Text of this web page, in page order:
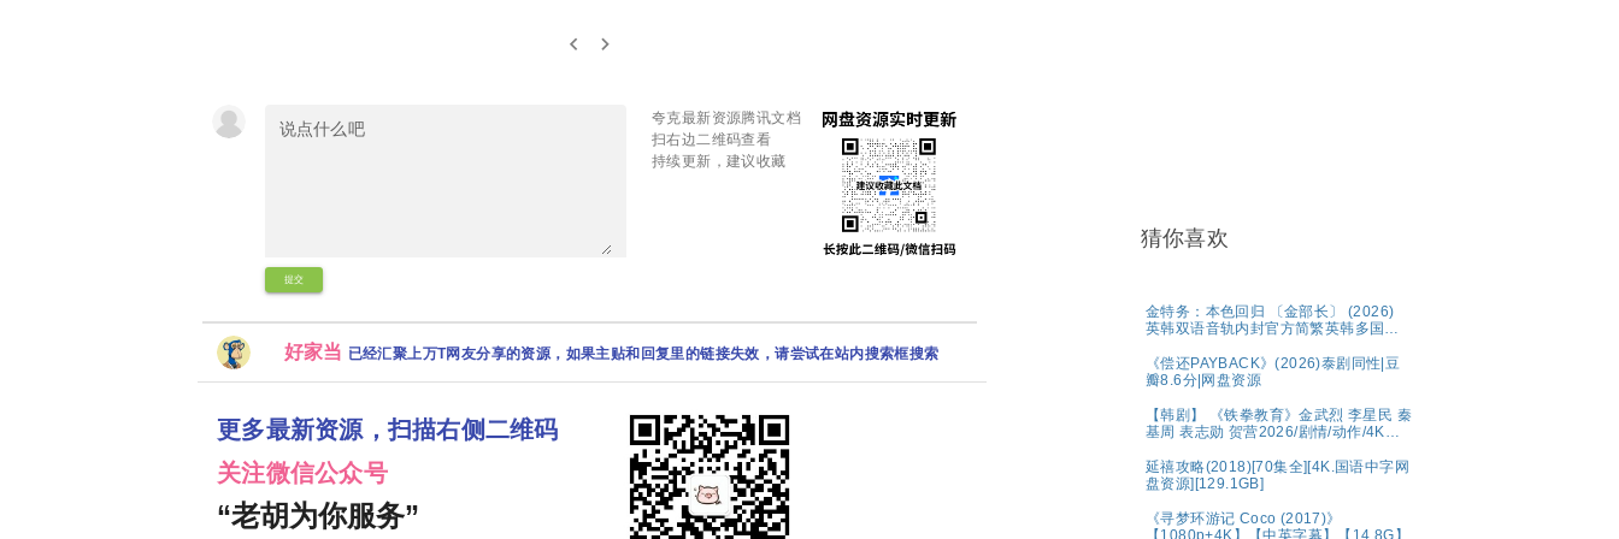
keyboard_arrow_left keyboard_arrow_right
提交
夸克最新资源腾讯文档
扫右边二维码查看
持续更新，建议收藏
好家当 已经汇聚上万T网友分享的资源，如果主贴和回复里的链接失效，请尝试在站内搜索框搜索
更多最新资源，扫描右侧二维码
关注微信公众号
“老胡为你服务”
猜你喜欢
金特务：本色回归 〔金部长〕 (2026)
英韩双语音轨内封官方简繁英韩多国字
3GB】
《偿还PAYBACK》(2026)泰剧同性|豆
瓣8.6分|网盘资源
【韩剧】 《铁拳教育》金武烈 李星民 秦
基周 表志勋 贺营2026/剧情/动作/4K完
延禧攻略(2018)[70集全][4K.国语中字网
盘资源][129.1GB]
《寻梦环游记 Coco (2017)》
【1080p+4K】【中英字幕】【14.8G】